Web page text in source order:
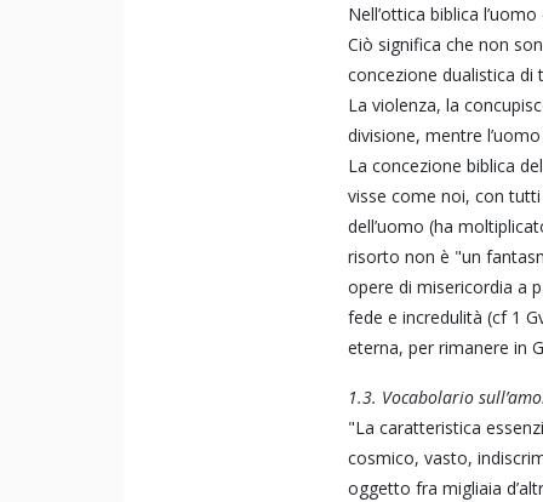
Nell’ottica biblica
Ciò significa che non
concezione dualistica di
La violenza, la
divisione, mentre
La concezione biblica
visse come noi, con
dell’uomo (ha
risorto non è "un
opere di misericordia a
fede e incredulità (cf 1
eterna, per rimanere in
1.3. Vocabolario
"La caratteristica
cosmico, vasto,
oggetto fra migliaia